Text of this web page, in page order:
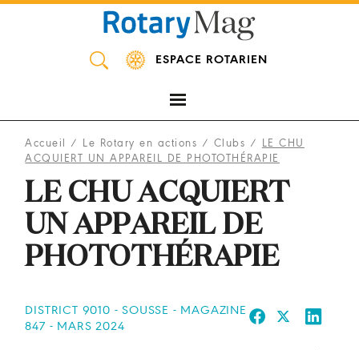
ESPACE ROTARIEN
Accueil / Le Rotary en actions / Clubs / LE CHU
ACQUIERT UN APPAREIL DE PHOTOTHÉRAPIE
LE CHU ACQUIERT
UN APPAREIL DE
PHOTOTHÉRAPIE
DISTRICT 9010 - SOUSSE - MAGAZINE
847 - MARS 2024
Panneau de gestion des cookies